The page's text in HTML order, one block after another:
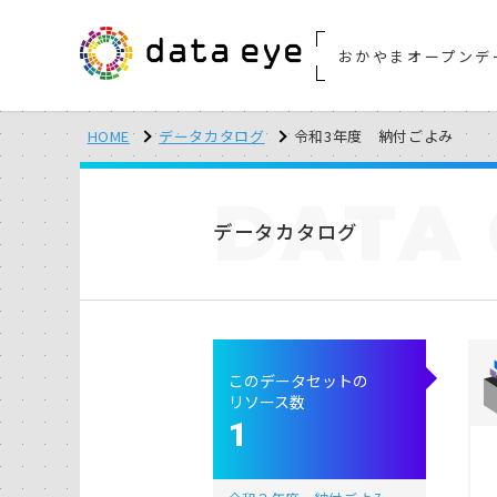
おかやまオープン
HOME データカタログ 令和3年度 納付ごよみ
データカタログ
DATA
このデータセットの
リソース数
1